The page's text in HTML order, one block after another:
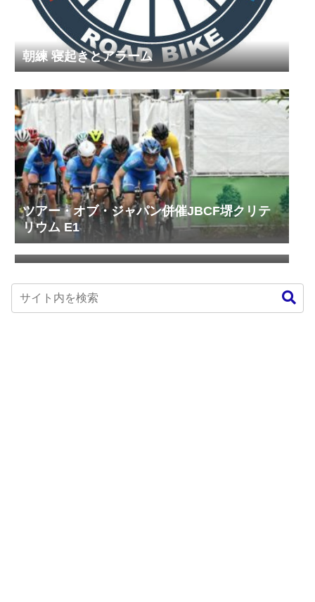
朝練 寝起きとアラーム
ツアー・オブ・ジャパン併催JBCF堺クリテ
リウム E1
ツール・ド・フランス 第12ステージ ブー
ル・ド・ペアージュ～マンド